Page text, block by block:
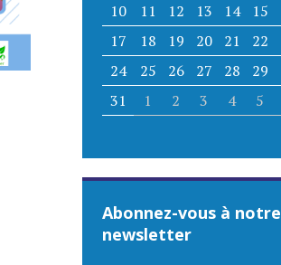
10
11 12 13 14 15
17
18 19 20 21 22
24
25 26 27 28 29
31
1 2 3 4 5
Abonnez-vous à notre
newsletter